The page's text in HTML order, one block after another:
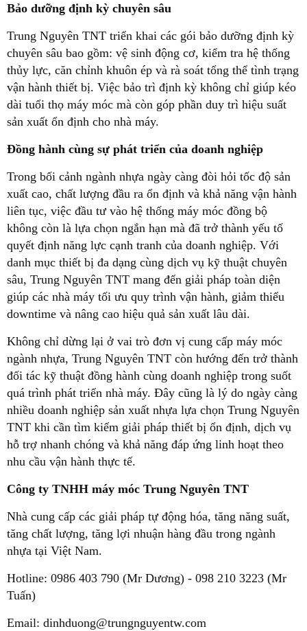
Bảo dưỡng định kỳ chuyên sâu
Trung Nguyên TNT triển khai các gói bảo dưỡng định kỳ
chuyên sâu bao gồm: vệ sinh động cơ, kiểm tra hệ thống
thủy lực, căn chỉnh khuôn ép và rà soát tổng thể tình trạng
vận hành thiết bị. Việc bảo trì định kỳ không chỉ giúp kéo
dài tuổi thọ máy móc mà còn góp phần duy trì hiệu suất
sản xuất ổn định cho nhà máy.
Đồng hành cùng sự phát triển của doanh nghiệp
Trong bối cảnh ngành nhựa ngày càng đòi hỏi tốc độ sản
xuất cao, chất lượng đầu ra ổn định và khả năng vận hành
liên tục, việc đầu tư vào hệ thống máy móc đồng bộ
không còn là lựa chọn ngắn hạn mà đã trở thành yếu tố
quyết định năng lực cạnh tranh của doanh nghiệp. Với
danh mục thiết bị đa dạng cùng dịch vụ kỹ thuật chuyên
sâu, Trung Nguyên TNT mang đến giải pháp toàn diện
giúp các nhà máy tối ưu quy trình vận hành, giảm thiểu
downtime và nâng cao hiệu quả sản xuất lâu dài.
Không chỉ dừng lại ở vai trò đơn vị cung cấp máy móc
ngành nhựa, Trung Nguyên TNT còn hướng đến trở thành
đối tác kỹ thuật đồng hành cùng doanh nghiệp trong suốt
quá trình phát triển nhà máy. Đây cũng là lý do ngày càng
nhiều doanh nghiệp sản xuất nhựa lựa chọn Trung Nguyên
TNT khi cần tìm kiếm giải pháp thiết bị ổn định, dịch vụ
hỗ trợ nhanh chóng và khả năng đáp ứng linh hoạt theo
nhu cầu vận hành thực tế.
Công ty TNHH máy móc Trung Nguyên TNT
Nhà cung cấp các giải pháp tự động hóa, tăng năng suất,
tăng chất lượng, tăng lợi nhuận hàng đầu trong ngành
nhựa tại Việt Nam.
Hotline: 0986 403 790 (Mr Dương) - 098 210 3223 (Mr
Tuấn)
Email: dinhduong@trungnguyentw.com